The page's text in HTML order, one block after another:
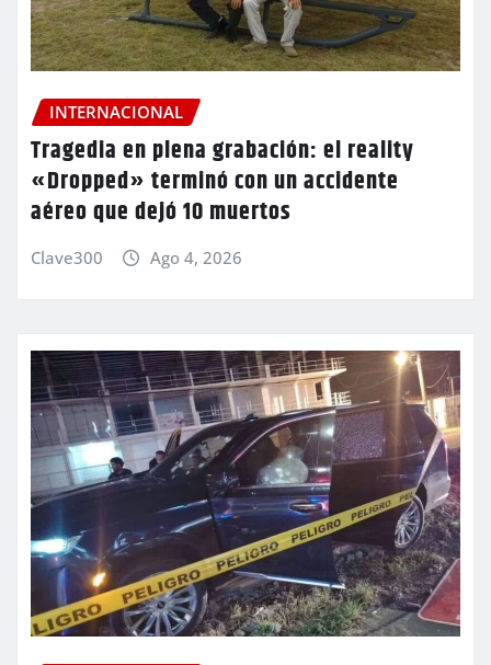
INTERNACIONAL
Tragedia en plena grabación: el reality
«Dropped» terminó con un accidente
aéreo que dejó 10 muertos
Clave300 Ago 4, 2026